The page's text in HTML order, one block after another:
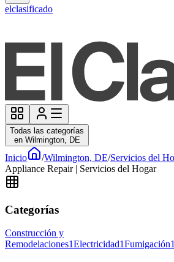
elclasificado
Todas las categorías
en Wilmington, DE
Inicio /Wilmington, DE/Servicios del
Appliance Repair | Servicios del Hogar
Categorías
Construcción y
Remodelaciones1Electricidad1Fumigación1